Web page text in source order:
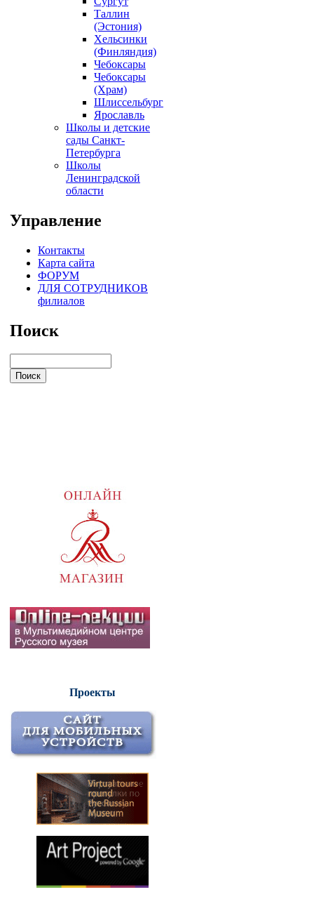
Таллин
(Эстония)
Хельсинки
(Финляндия)
Чебоксары
Чебоксары
(Храм)
Шлиссельбург
Ярославль
Школы и детские
сады Санкт-
Петербурга
Школы
Ленинградской
области
Управление
Контакты
Карта сайта
ФОРУМ
ДЛЯ СОТРУДНИКОВ
филиалов
Поиск
Проекты